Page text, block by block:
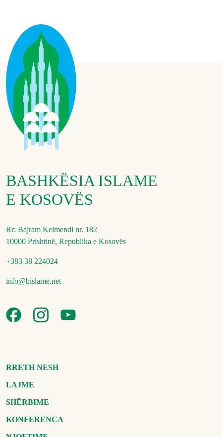
BASHKËSIA ISLAME
E KOSOVËS
Rr: Bajram Kelmendi nr. 182
10000 Prishtinë, Republika e Kosovës
+383 38 224024
info@bislame.net
RRETH NESH
LAJME
SHËRBIME
KONFERENCA